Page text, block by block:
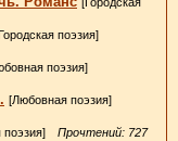
поэзия]
поэзия]
[Любовная поэзия]
поэзия] Прочтений: 727